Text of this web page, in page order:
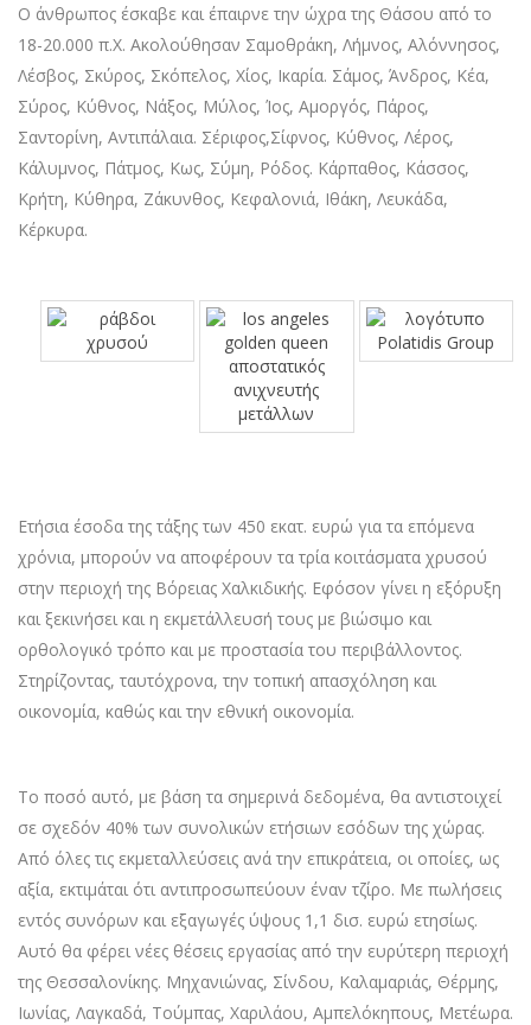
Ο άνθρωπος έσκαβε και έπαιρνε την ώχρα της Θάσου από το
18-20.000 π.Χ. Ακολούθησαν Σαμοθράκη, Λήμνος, Αλόννησος,
Λέσβος, Σκύρος, Σκόπελος, Χίος, Ικαρία. Σάμος, Άνδρος, Κέα,
Σύρος, Κύθνος, Νάξος, Μύλος, Ίος, Αμοργός, Πάρος,
Σαντορίνη, Αντιπάλαια. Σέριφος,Σίφνος, Κύθνος, Λέρος,
Κάλυμνος, Πάτμος, Κως, Σύμη, Ρόδος. Κάρπαθος, Κάσσος,
Κρήτη, Κύθηρα, Ζάκυνθος, Κεφαλονιά, Ιθάκη, Λευκάδα,
Κέρκυρα.
Ετήσια έσοδα της τάξης των 450 εκατ. ευρώ για τα επόμενα
χρόνια, μπορούν να αποφέρουν τα τρία κοιτάσματα χρυσού
στην περιοχή της Βόρειας Χαλκιδικής. Εφόσον γίνει η εξόρυξη
και ξεκινήσει και η εκμετάλλευσή τους με βιώσιμο και
ορθολογικό τρόπο και με προστασία του περιβάλλοντος.
Στηρίζοντας, ταυτόχρονα, την τοπική απασχόληση και
οικονομία, καθώς και την εθνική οικονομία.
Το ποσό αυτό, με βάση τα σημερινά δεδομένα, θα αντιστοιχεί
σε σχεδόν 40% των συνολικών ετήσιων εσόδων της χώρας.
Από όλες τις εκμεταλλεύσεις ανά την επικράτεια, οι οποίες, ως
αξία, εκτιμάται ότι αντιπροσωπεύουν έναν τζίρο. Με πωλήσεις
εντός συνόρων και εξαγωγές ύψους 1,1 δισ. ευρώ ετησίως.
Αυτό θα φέρει νέες θέσεις εργασίας από την ευρύτερη περιοχή
της Θεσσαλονίκης. Μηχανιώνας, Σίνδου, Καλαμαριάς, Θέρμης,
Ιωνίας, Λαγκαδά, Τούμπας, Χαριλάου, Αμπελόκηπους, Μετέωρα.